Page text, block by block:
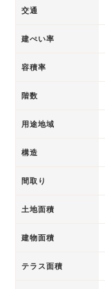
交通
建ぺい率
容積率
階数
用途地域
構造
間取り
土地面積
建物面積
テラス面積